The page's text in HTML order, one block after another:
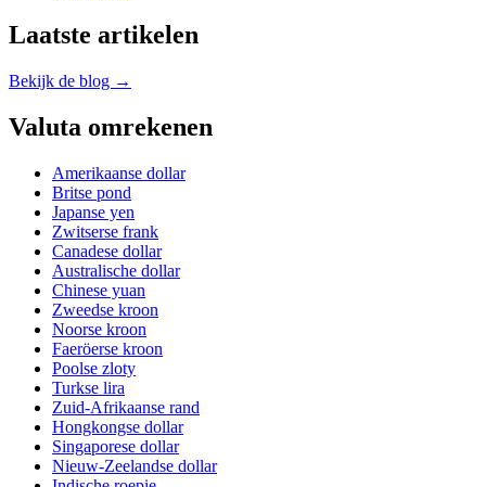
Laatste artikelen
Bekijk de blog →
Valuta omrekenen
Amerikaanse dollar
Britse pond
Japanse yen
Zwitserse frank
Canadese dollar
Australische dollar
Chinese yuan
Zweedse kroon
Noorse kroon
Faeröerse kroon
Poolse zloty
Turkse lira
Zuid-Afrikaanse rand
Hongkongse dollar
Singaporese dollar
Nieuw-Zeelandse dollar